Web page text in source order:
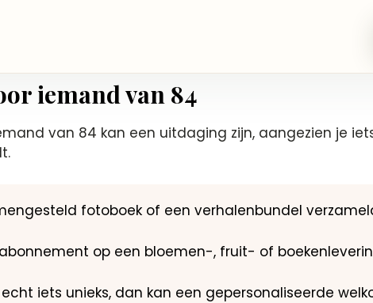
iemand van 84
van 84 kan een uitdaging zijn, aangezien je
fotoboek of een verhalenbundel
op een bloemen-, fruit- of
echt iets unieks, dan kan een gepersonaliseerde